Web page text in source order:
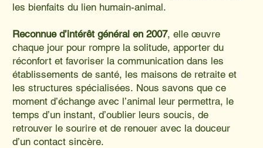
les bienfaits du lien humain-animal.
Reconnue d’intérêt général en 2007, elle œuvre
chaque jour pour rompre la solitude, apporter du
réconfort et favoriser la communication dans les
établissements de santé, les maisons de retraite et
les structures spécialisées. Nous savons que ce
moment d’échange avec l’animal leur permettra, le
temps d’un instant, d’oublier leurs soucis, de
retrouver le sourire et de renouer avec la douceur
d’un contact sincère.